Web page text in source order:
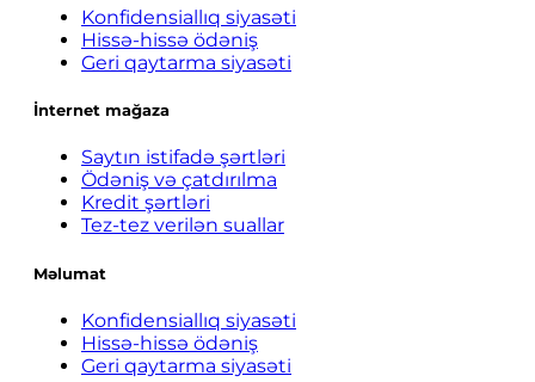
Konfidensiallıq siyasəti
Hissə-hissə ödəniş
Geri qaytarma siyasəti
İnternet mağaza
Saytın istifadə şərtləri
Ödəniş və çatdırılma
Kredit şərtləri
Tez-tez verilən suallar
Məlumat
Konfidensiallıq siyasəti
Hissə-hissə ödəniş
Geri qaytarma siyasəti